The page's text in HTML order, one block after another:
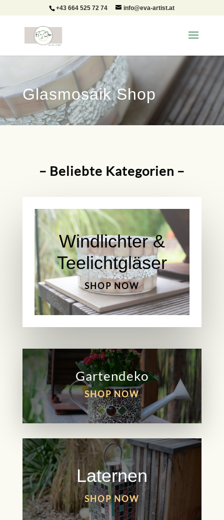
+43 664 525 72 74 info@eva-artist.at
Glasmosaik Shop
– Beliebte Kategorien –
Windlichter &
Teelichtgläser
SHOP NOW
Gartendeko
SHOP NOW
Laternen
SHOP NOW